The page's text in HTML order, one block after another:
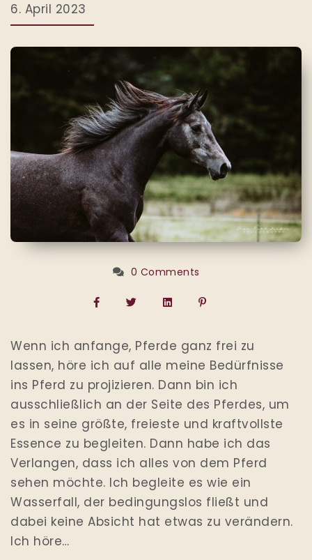
6. April 2023
0 Comments
Wenn ich anfange, Pferde ganz frei zu
lassen, höre ich auf alle meine Bedürfnisse
ins Pferd zu projizieren. Dann bin ich
ausschließlich an der Seite des Pferdes, um
es in seine größte, freieste und kraftvollste
Essence zu begleiten. Dann habe ich das
Verlangen, dass ich alles von dem Pferd
sehen möchte. Ich begleite es wie ein
Wasserfall, der bedingungslos fließt und
dabei keine Absicht hat etwas zu verändern.
Ich höre…